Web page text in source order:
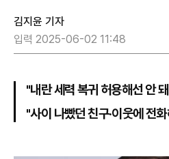
김지윤 기자
입력 2025-06-02 11:48
"내란 세력 복귀 허용해선 안
"사이 나빴던 친구·이웃에 전